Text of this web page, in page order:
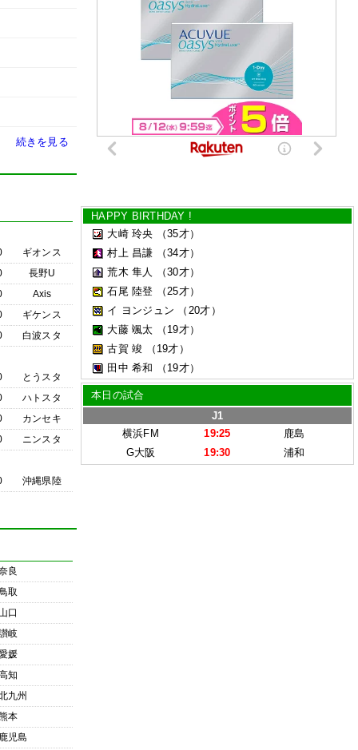
続きを見る
ギオンス
長野U
Axis
ギケンス
白波スタ
とうスタ
ハトスタ
カンセキ
ニンスタ
沖縄県陸
良
取
山口
岐
媛
知
九州
本
鹿児島
HAPPY BIRTHDAY !
大崎 玲央
（35才）
村上 昌謙
（34才）
荒木 隼人
（30才）
石尾 陸登
（25才）
イ ヨンジュン
（20才）
大藤 颯太
（19才）
古賀 竣
（19才）
田中 希和
（19才）
本日の試合
J1
横浜FM
19:25
鹿島
G大阪
19:30 浦和